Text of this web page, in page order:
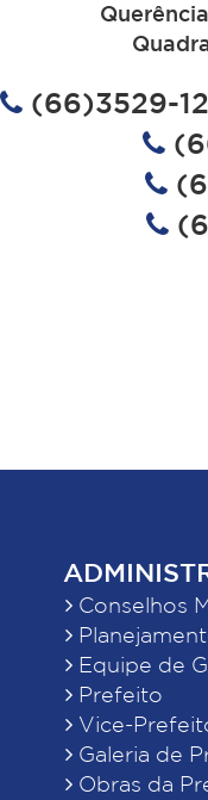
(66)3529-
Conselhos
Equipe de
Prefeito
Vice-
Galeria de
Obras da